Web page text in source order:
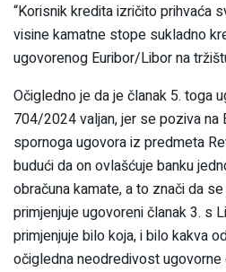
“Korisnik kredita izričito prihvaća
visine kamatne stope sukladno
ugovorenog Euribor/Libor na
Očigledno je da je članak 5. toga
704/2024 valjan, jer se poziva na
spornoga ugovora iz predmeta
budući da on ovlašćuje banku
obračuna kamate, a to znači da
primjenjuje ugovoreni članak 3. s
primjenjuje bilo koja, i bilo kakva
očigledna neodredivost ugovorne